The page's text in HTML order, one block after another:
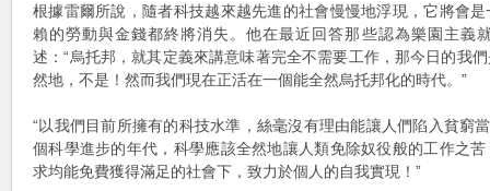
根據雷爾所說，隨者科技越來越先進的社會慢慢地浮現，它將會
賴的勞動與金錢都終將消失。他在最近回答那些認為樂園主義
述：“烏托邦，就其定義來講意味著完全不需要工作，那今日的我
然地，不是！然而我們現在正活在一個能全然烏托邦化的時代。”
“以我們目前所擁有的科技水準，絲毫沒有理由能讓人們陷入貧窮
個科學進步的年代，科學應該全然地讓人類免除奴役般的工作之
求均能免費獲得滿足的社會下，致力於個人的自我實現！”